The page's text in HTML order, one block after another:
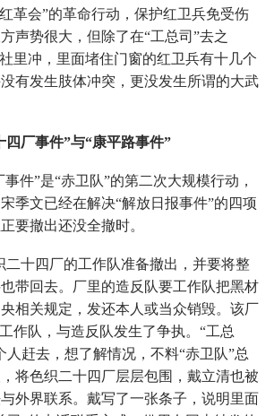
革会”的革命行动，保护红卫兵免受伤
声势很大，但除了在“工总司”去之
里冲，里面堵住门窗的红卫兵有十几个
有发生肢体冲突，更没发生所谓的大武
四厂事件”与“康平路事件”
件”是“赤卫队”的第二次大规模行动，
季文已经在解决“解放日报事件”的四项
要撤出还没全撤时。
二十四厂的工作队准备撤出，并要将整
带回去。厂里的造反队要工作队把黑材
相关规定，发还本人或当众销毁。该厂
作队，与造反队发生了争执。“工总
人赶去，想了解情况，不料“赤卫队”总
将色织二十四厂层层包围，戴立清也被
外界联系。戴写了一张条子，说明里面